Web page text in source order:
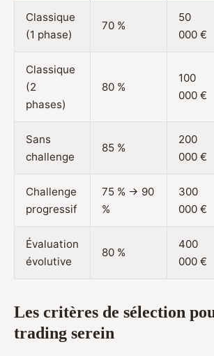
Classique
(1 phase)
70 %
50
000 €
Classique
(2
phases)
80 %
100
000 €
Sans
challenge
85 %
200
000 €
Challenge
progressif
75 % → 90
%
300
000 €
Évaluation
évolutive
80 %
400
000 €
Les critères de sélection
trading serein